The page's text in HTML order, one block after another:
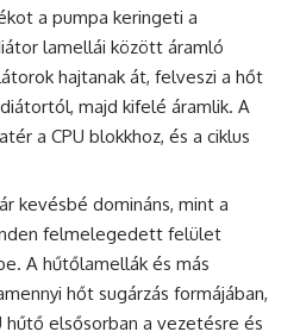
a pumpa keringeti a
lamellái között áramló
hajtanak át, felveszi a hőt
majd kifelé áramlik. A
a CPU blokkhoz, és a ciklus
kevésbé domináns, mint a
felmelegedett felület
A hűtőlamellák és más
hőt sugárzás formájában,
elsősorban a vezetésre és